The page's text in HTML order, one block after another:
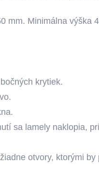
Minimálna výška
krytiek.
sa lamely naklopia,
otvory, ktorými by